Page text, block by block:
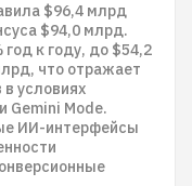
$96,4 млрд
$94,0 млрд.
к году, до $54,2
что отражает
условиях
Gemini Mode.
ИИ-интерфейсы